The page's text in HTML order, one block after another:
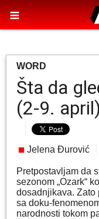
WORD
Šta da
(2-9. april)
Jelena Đurović
Pretpostavljam da
sezonom „Ozark“
dosadnjikava. Zato
sa doku-
narodnosti tokom